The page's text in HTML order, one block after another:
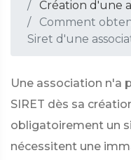
Création d'une
Comment
Siret d'une
Une association n'a
SIRET dès sa
obligatoirement un
nécessitent une